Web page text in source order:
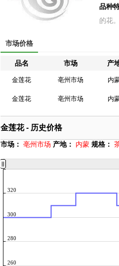
品种
的花。
市场价格
品名 市场 产
金莲花 亳州市场 内
金莲花 亳州市场 内
金莲花 - 历史价格
市场： 亳州市场 产地： 内蒙 规格：
260
280
300
320